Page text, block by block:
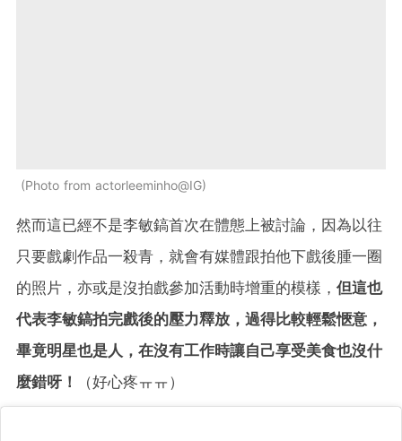
Photo from actorleeminho@IG
然而這已經不是李敏鎬首次在體態上被討論，因為以往
只要戲劇作品一殺青，就會有媒體跟拍他下戲後腫一圈
的照片，亦或是沒拍戲參加活動時增重的模樣， 但這也
代表李敏鎬拍完戲後的壓力釋放，過得比較輕鬆愜意，
畢竟明星也是人，在沒有工作時讓自己享受美食也沒什
麼錯呀！
（好心疼ㅠㅠ）